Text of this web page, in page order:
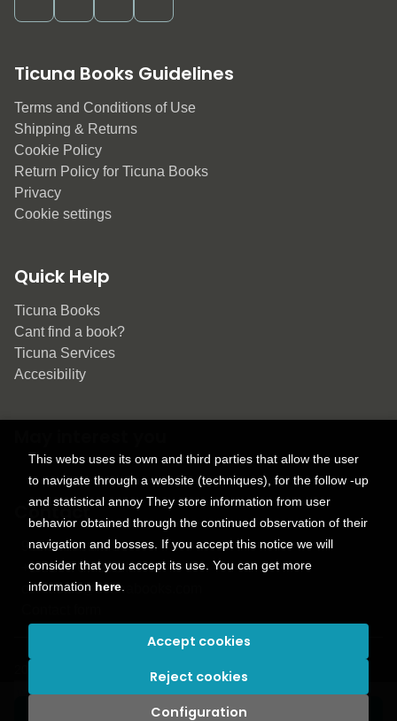
Ticuna Books Guidelines
Terms and Conditions of Use
Shipping & Returns
Cookie Policy
Return Policy for Ticuna Books
Privacy
Cookie settings
Quick Help
Ticuna Books
Cant find a book?
Ticuna Services
Accesibility
Contact
9150 Tahoma St.
+1 614-707-9934
contactus@ticunabooks.com
. All rights reserved |
This webs uses its own and third parties that allow the user
to navigate through a website (techniques), for the follow -up
and statistical annoy They store information from user
behavior obtained through the continued observation of their
navigation and bosses. If you accept this notice we will
consider that you accept its use. You can get more
information here
Configuration
Reject cookies
Accept cookies